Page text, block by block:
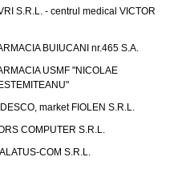
S.R.L. - centrul medical VICTOR
BUIUCANI nr.465 S.A.
USMF "NICOLAE
market FIOLEN S.R.L.
COMPUTER S.R.L.
COM S.R.L.